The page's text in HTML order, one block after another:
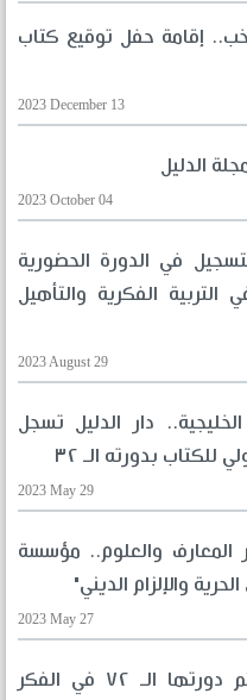
إقامة حفل توقيع كتاب
2023 December 13
الدليل
2023 October 04
في الدورة الحضورية
التربية الفكرية والتأهيل
2023 August 29
دار الدليل تسجل
بدورته الـ ٣٢
2023 May 29
المعارف والعلوم.. مؤسسة
والإلزام الديني"
2023 May 27
شعبة التعليم في المؤسسة تختتم دورتها الـ ٧٢ في الفكر